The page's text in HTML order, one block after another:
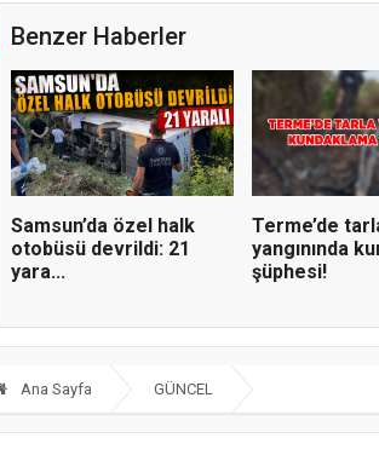
Benzer Haberler
Samsun’da özel halk
otobüsü devrildi: 21
yara...
Terme’de
yangınında
şüphesi!
Ana Sayfa GÜNCEL